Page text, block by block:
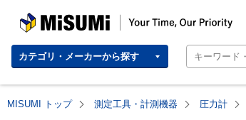
MISUMI | Your Time, Our Priority
カテゴリ・メーカーから探す
MISUMI トップ 測定工具・計測機器 圧力計